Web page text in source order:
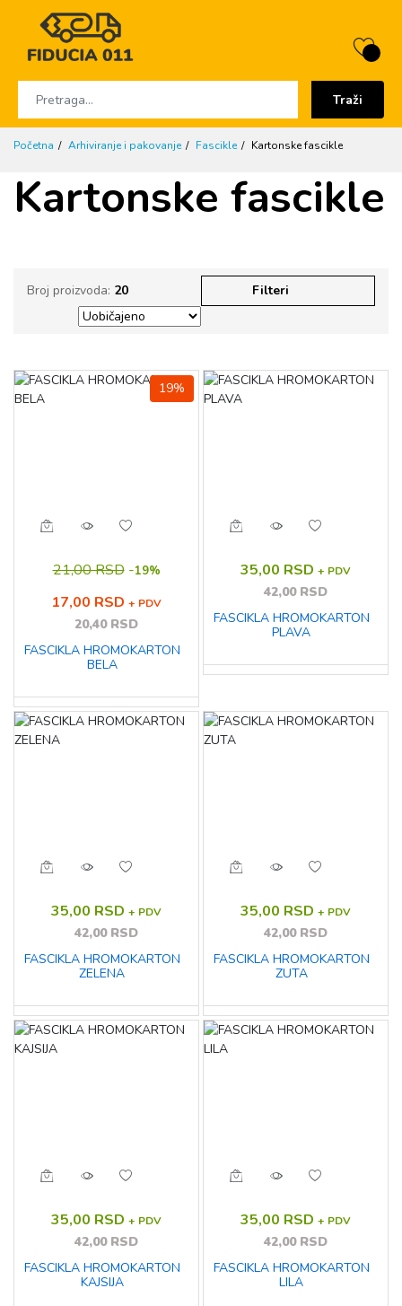
Traži
Početna Arhiviranje i pakovanje Fascikle Kartonske fascikle
Kartonske fascikle
Broj proizvoda: 20 Filteri
19%
21,00 RSD-19%
17,00 RSD + PDV
20,40 RSD
FASCIKLA HROMOKARTON
BELA
35,00 RSD + PDV
42,00 RSD
FASCIKLA HROMOKARTON
PLAVA
35,00 RSD + PDV
42,00 RSD
FASCIKLA HROMOKARTON
ZELENA
35,00 RSD + PDV
42,00 RSD
FASCIKLA HROMOKARTON
ZUTA
35,00 RSD + PDV
42,00 RSD
FASCIKLA HROMOKARTON
KAJSIJA
35,00 RSD + PDV
42,00 RSD
FASCIKLA HROMOKARTON
LILA